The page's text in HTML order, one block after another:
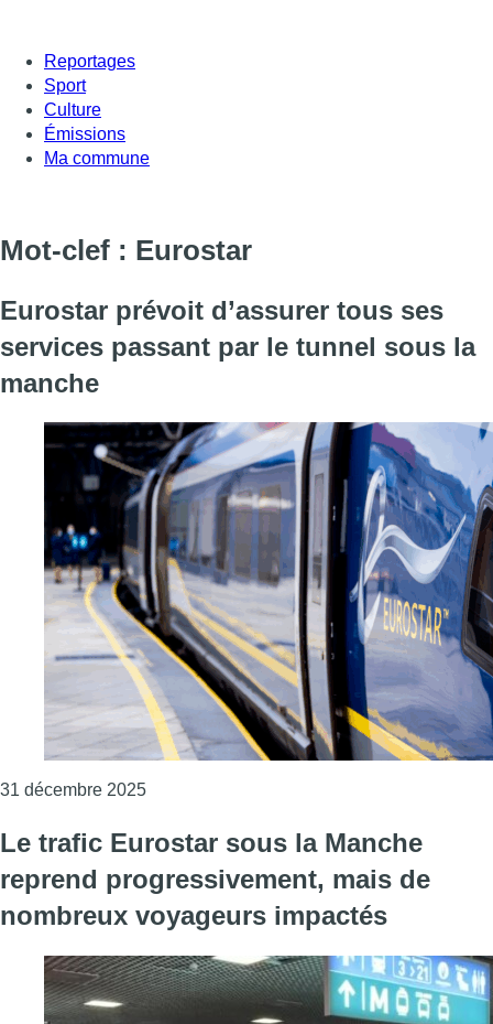
Reportages
Sport
Culture
Émissions
Ma commune
Mot-clef : Eurostar
Eurostar prévoit d’assurer tous ses
services passant par le tunnel sous la
manche
31 décembre 2025Consulter l'article "Eurostar prévoit
Le trafic Eurostar sous la Manche
reprend progressivement, mais de
nombreux voyageurs impactés